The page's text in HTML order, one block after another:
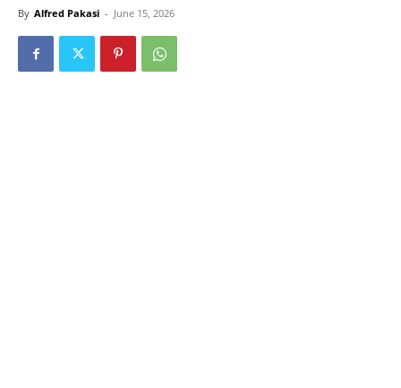
By Alfred Pakasi - June 15, 2026